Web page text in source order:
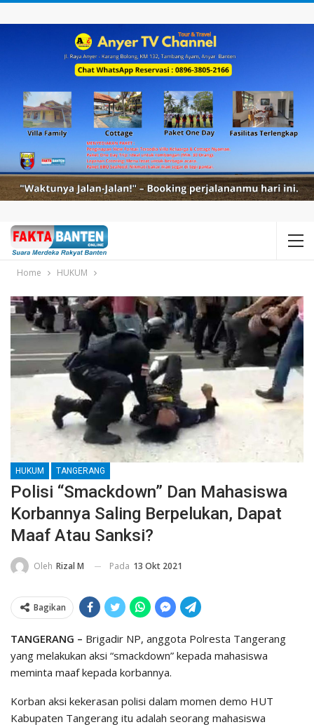
Home HUKUM
HUKUM TANGERANG
Polisi “Smackdown” Dan Mahasiswa
Korbannya Saling Berpelukan, Dapat
Maaf Atau Sanksi?
Oleh Rizal M Pada 13 Okt 2021
Bagikan
TANGERANG – Brigadir NP, anggota Polresta Tangerang
yang melakukan aksi “smackdown” kepada mahasiswa
meminta maaf kepada korbannya.
Korban aksi kekerasan polisi dalam momen demo HUT
Kabupaten Tangerang itu adalah seorang mahasiswa